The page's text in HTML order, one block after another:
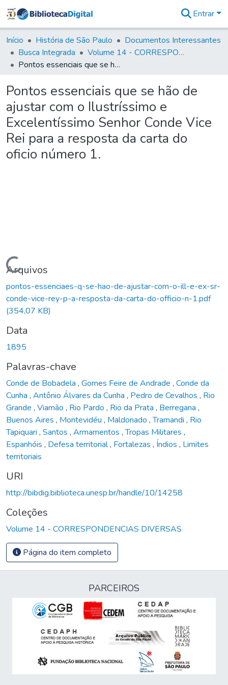
&
Coleções
Tudo na
Biblioteca
Estatísticas
Entrar
Início História de São Paulo
Documentos Interessantes
Busca Integrada
Volume 14 - CORRESPONDENCIAS DIVERSAS
Pontos essenciais que se hão de ajustar com o Ilustríssimo e Excelentíssimo Senhor Conde Vice Rei para a resposta da carta do oficio número 1.
Pontos essenciais que se hão de
ajustar com o Ilustríssimo e
Excelentíssimo Senhor Conde Vice
Rei para a resposta da carta do
oficio número 1.
Carregando...
Arquivos
pontos-essenciaes-q-se-hao-de-ajustar-com-o-ill-e-ex-sr-
conde-vice-rey-p-a-resposta-da-carta-do-officio-n-1.pdf
(354,07 KB)
Data
1895
Palavras-chave
Conde de Bobadela , Gomes Feire de Andrade , Conde da
Cunha , Antônio Álvares da Cunha , Pedro de Cevalhos , Rio
Grande , Viamão , Rio Pardo , Rio da Prata , Berregana ,
Buenos Aires , Montevidéu , Maldonado ,Tramandi , Rio
Tapiquari , Santos , Armamentos ,Tropas Militares ,
Espanhóis , Defesa territorial, Fortalezas , Índios , Limites
territoriais
URI
http://bibdig.biblioteca.unesp.br/handle/10/14258
Coleções
Volume 14 - CORRESPONDENCIAS DIVERSAS
Página do item completo
PARCEIROS